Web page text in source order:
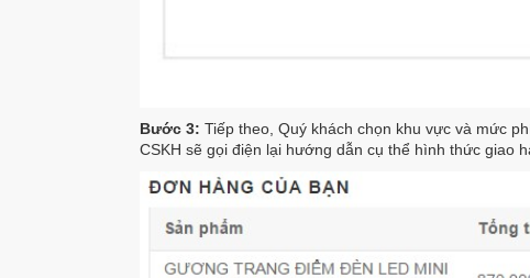
Bước 3: Tiếp theo, Quý khách chọn khu vực và mức
CSKH sẽ gọi điện lại hướng dẫn cụ thể hình thức giao